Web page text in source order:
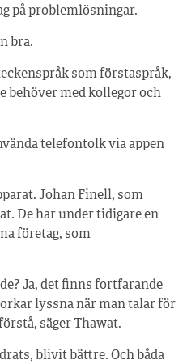
på problemlösningar.
bra.
som förstaspråk,
behöver med kollegor och
telefontolk via appen
Johan Finell, som
De har under tidigare en
företag, som
Ja, det finns fortfarande
lyssna när man talar för
säger Thawat.
blivit bättre. Och båda